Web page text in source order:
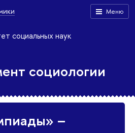
Меню
социальных наук
социологии
–